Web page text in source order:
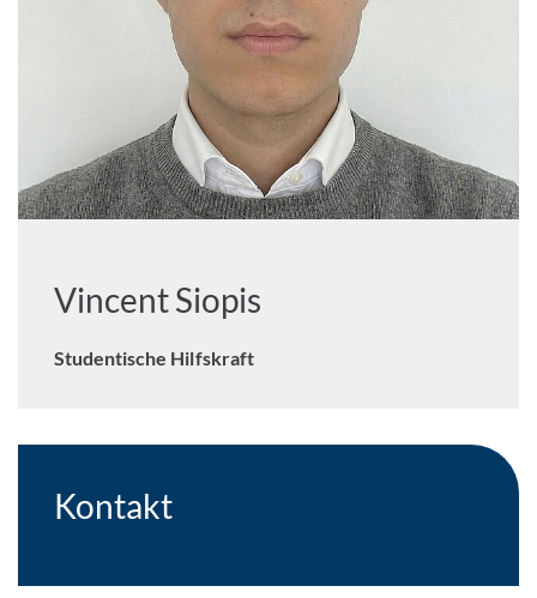
Vincent Siopis
Studentische Hilfskraft
Kontakt